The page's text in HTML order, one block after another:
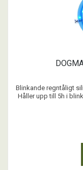
Blinkande regntåligt
Håller upp till 5h i